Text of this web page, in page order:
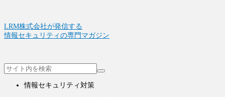
LRM株式会社が発信する
情報セキュリティの専門マガジン
情報セキュリティ対策